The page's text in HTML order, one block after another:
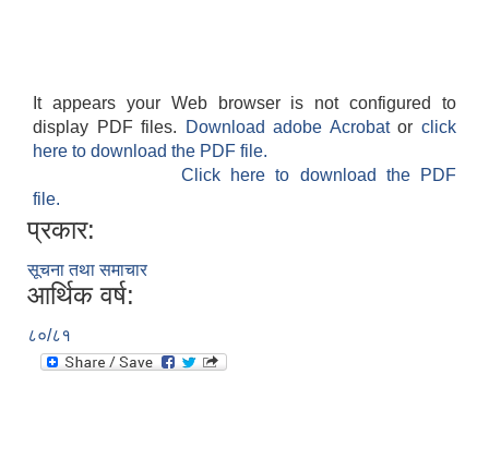
It appears your Web browser is not configured to
display PDF files.
Download adobe Acrobatorclick
here to download the PDF file.
Click here to download the PDF
file.
प्रकार:
सूचना तथा समाचार
आर्थिक वर्ष:
८०/८१